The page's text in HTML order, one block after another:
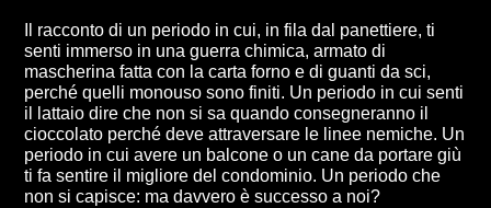
Il racconto di un periodo in cui, in fila dal panettiere, ti
senti immerso in una guerra chimica, armato di
mascherina fatta con la carta forno e di guanti da sci,
perché quelli monouso sono finiti. Un periodo in cui senti
il lattaio dire che non si sa quando consegneranno il
cioccolato perché deve attraversare le linee nemiche. Un
periodo in cui avere un balcone o un cane da portare giù
ti fa sentire il migliore del condominio. Un periodo che
non si capisce: ma davvero è successo a noi?